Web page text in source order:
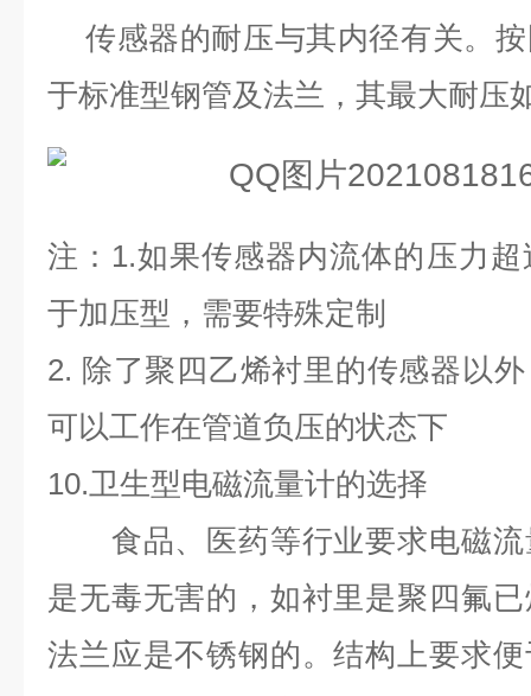
传感器的耐压与其内径有关。
于标准型钢管及法兰，其最大耐压
注： 1.如果传感器内流体的压力
于加压型，需要特殊定制
2. 除了聚四乙烯衬里的传感器以
可以工作在管道负压的状态下
10.卫生型电磁流量计的选择
食品、医药等行业要求电磁流
是无毒无害的，如衬里是聚四氟
法兰应是不锈钢的。结构上要求